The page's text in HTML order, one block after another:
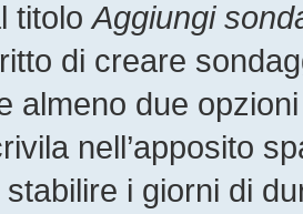
titoloAggiungi
di creare
almeno due
nell’apposito
i giorni di